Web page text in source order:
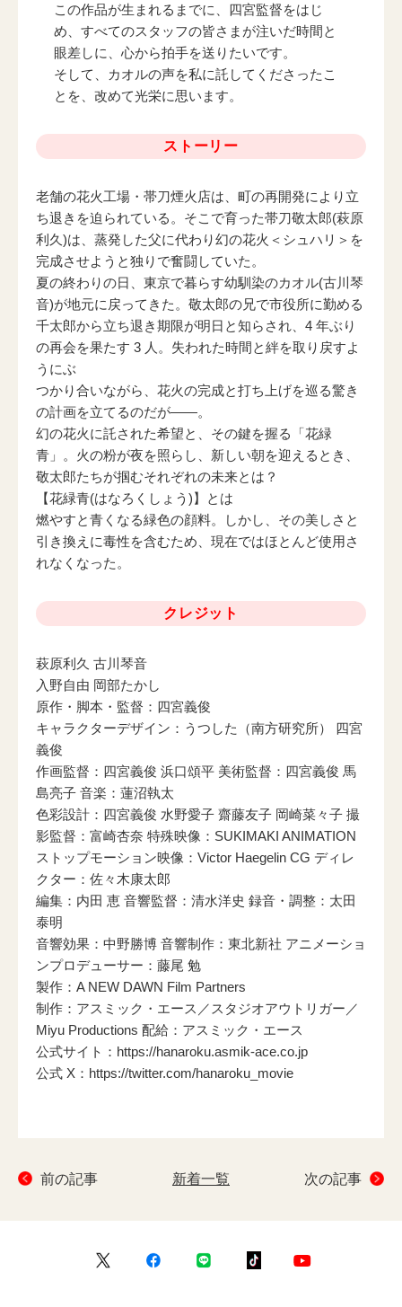
この作品が生まれるまでに、四宮監督をはじ
め、すべてのスタッフの皆さまが注いだ時間と
眼差しに、心から拍手を送りたいです。
そして、カオルの声を私に託してくださったこ
とを、改めて光栄に思います。
ストーリー
老舗の花火工場・帯刀煙火店は、町の再開発により立
ち退きを迫られている。そこで育った帯刀敬太郎(萩原
利久)は、蒸発した父に代わり幻の花火＜シュハリ＞を
完成させようと独りで奮闘していた。
夏の終わりの日、東京で暮らす幼馴染のカオル(古川琴
音)が地元に戻ってきた。敬太郎の兄で市役所に勤める
千太郎から立ち退き期限が明日と知らされ、4 年ぶり
の再会を果たす 3 人。失われた時間と絆を取り戻すよ
うにぶ
つかり合いながら、花火の完成と打ち上げを巡る驚き
の計画を立てるのだが――。
幻の花火に託された希望と、その鍵を握る「花緑
青」。火の粉が夜を照らし、新しい朝を迎えるとき、
敬太郎たちが掴むそれぞれの未来とは？
【花緑青(はなろくしょう)】とは
燃やすと青くなる緑色の顔料。しかし、その美しさと
引き換えに毒性を含むため、現在ではほとんど使用さ
れなくなった。
クレジット
萩原利久 古川琴音
入野自由 岡部たかし
原作・脚本・監督：四宮義俊
キャラクターデザイン：うつした（南方研究所） 四宮
義俊
作画監督：四宮義俊 浜口頌平 美術監督：四宮義俊 馬
島亮子 音楽：蓮沼執太
色彩設計：四宮義俊 水野愛子 齋藤友子 岡崎菜々子 撮
影監督：富崎杏奈 特殊映像：SUKIMAKI ANIMATION
ストップモーション映像：Victor Haegelin CG ディレ
クター：佐々木康太郎
編集：内田 恵 音響監督：清水洋史 録音・調整：太田
泰明
音響効果：中野勝博 音響制作：東北新社 アニメーショ
ンプロデューサー：藤尾 勉
製作：A NEW DAWN Film Partners
制作：アスミック・エース／スタジオアウトリガー／
Miyu Productions 配給：アスミック・エース
公式サイト： https://hanaroku.asmik-ace.co.jp
公式 X： https://twitter.com/hanaroku_movie
前の記事 新着一覧 次の記事